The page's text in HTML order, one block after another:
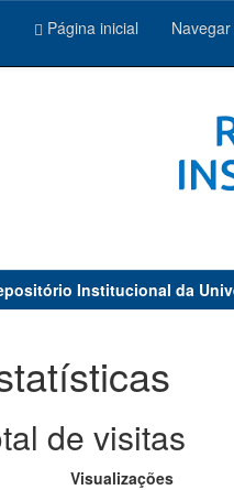
Página inicial Navegar
Institucional da
de visitas
Visualizações